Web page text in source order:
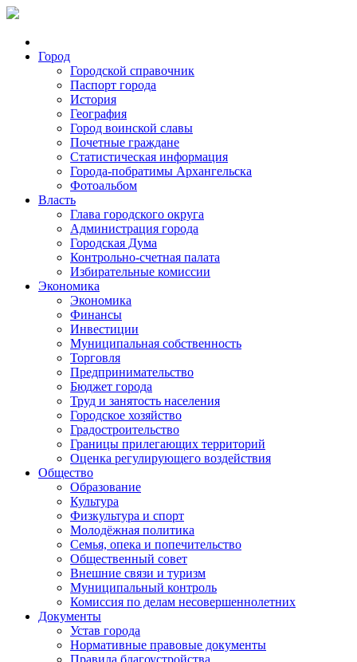
Город
Городской справочник
Паспорт города
История
География
Город воинской славы
Почетные граждане
Статистическая информация
Города-побратимы Архангельска
Фотоальбом
Власть
Глава городского округа
Администрация города
Городская Дума
Контрольно-счетная палата
Избирательные комиссии
Экономика
Экономика
Финансы
Инвестиции
Муниципальная собственность
Торговля
Предпринимательство
Бюджет города
Труд и занятость населения
Городское хозяйство
Градостроительство
Границы прилегающих территорий
Оценка регулирующего воздействия
Общество
Образование
Культура
Физкультура и спорт
Молодёжная политика
Семья, опека и попечительство
Общественный совет
Внешние связи и туризм
Муниципальный контроль
Комиссия по делам несовершеннолетних
Документы
Устав города
Нормативные правовые документы
Правила благоустройства